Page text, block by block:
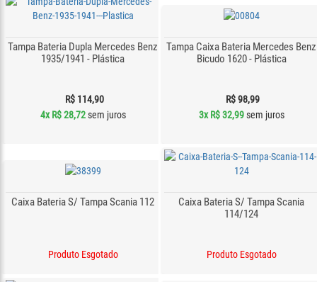
Tampa Bateria Dupla Mercedes Benz
1935/1941 - Plástica
R$ 114,90
4x R$ 28,72sem juros
Tampa Caixa Bateria Mercedes Benz
Bicudo 1620 - Plástica
R$ 98,99
3x R$ 32,99sem juros
Caixa Bateria S/ Tampa Scania 112
Produto Esgotado
Caixa Bateria S/ Tampa Scania
114/124
Produto Esgotado